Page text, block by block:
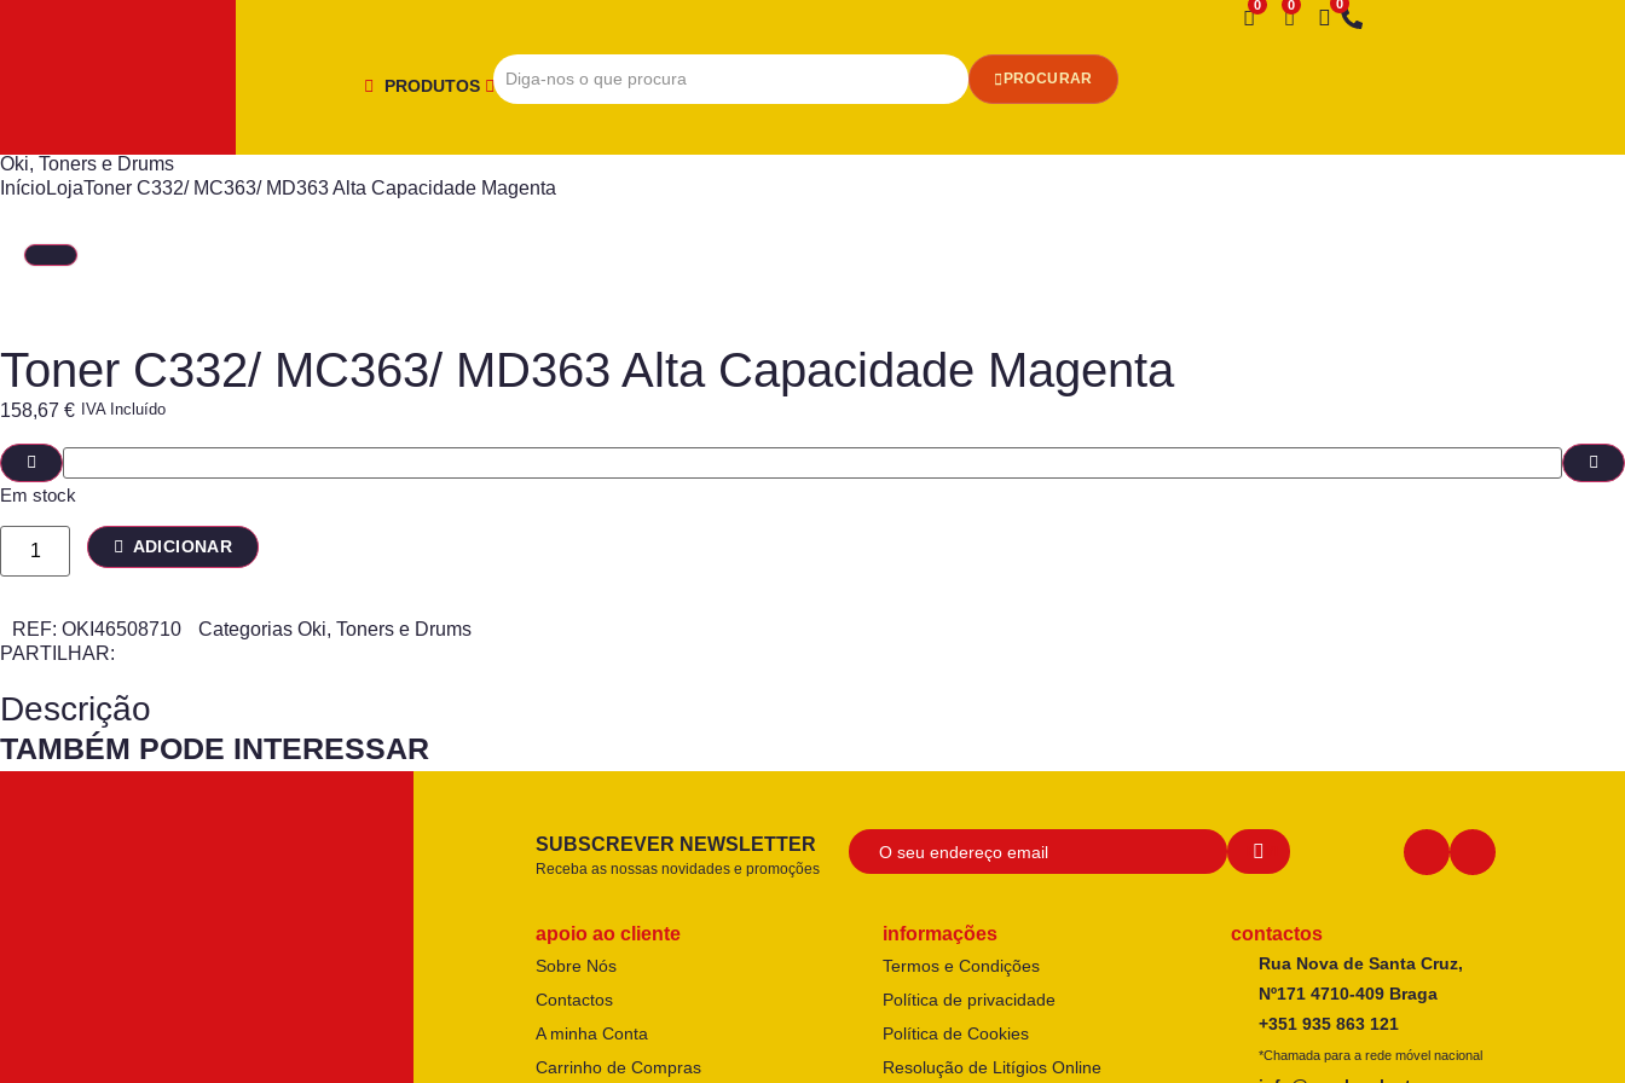
PRODUTOS PROCURAR
Desejo
Oki, Toners e Drums
InícioLojaToner C332/ MC363/ MD363 Alta Capacidade Magenta
Toner C332/ MC363/ MD363 Alta Capacidade Magenta
158,67 € IVA Incluído
Em stock
ADICIONAR
REF: OKI46508710 Categorias Oki, Toners e Drums
PARTILHAR:
Descrição
TAMBÉM PODE INTERESSAR
SUBSCREVER NEWSLETTER
Receba as nossas novidades e promoções
apoio ao cliente
Sobre Nós
Contactos
A minha Conta
Carrinho de Compras
informações
Termos e Condições
Política de privacidade
Política de Cookies
Resolução de Litígios Online
contactos
Rua Nova de Santa Cruz,
Nº171 4710-409 Braga
+351 935 863 121
*Chamada para a rede móvel nacional